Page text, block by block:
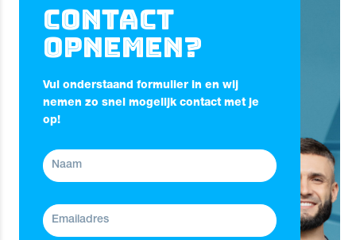
Contact
opnemen?
Vul onderstaand formulier in en wij
nemen zo snel mogelijk contact met je
op!